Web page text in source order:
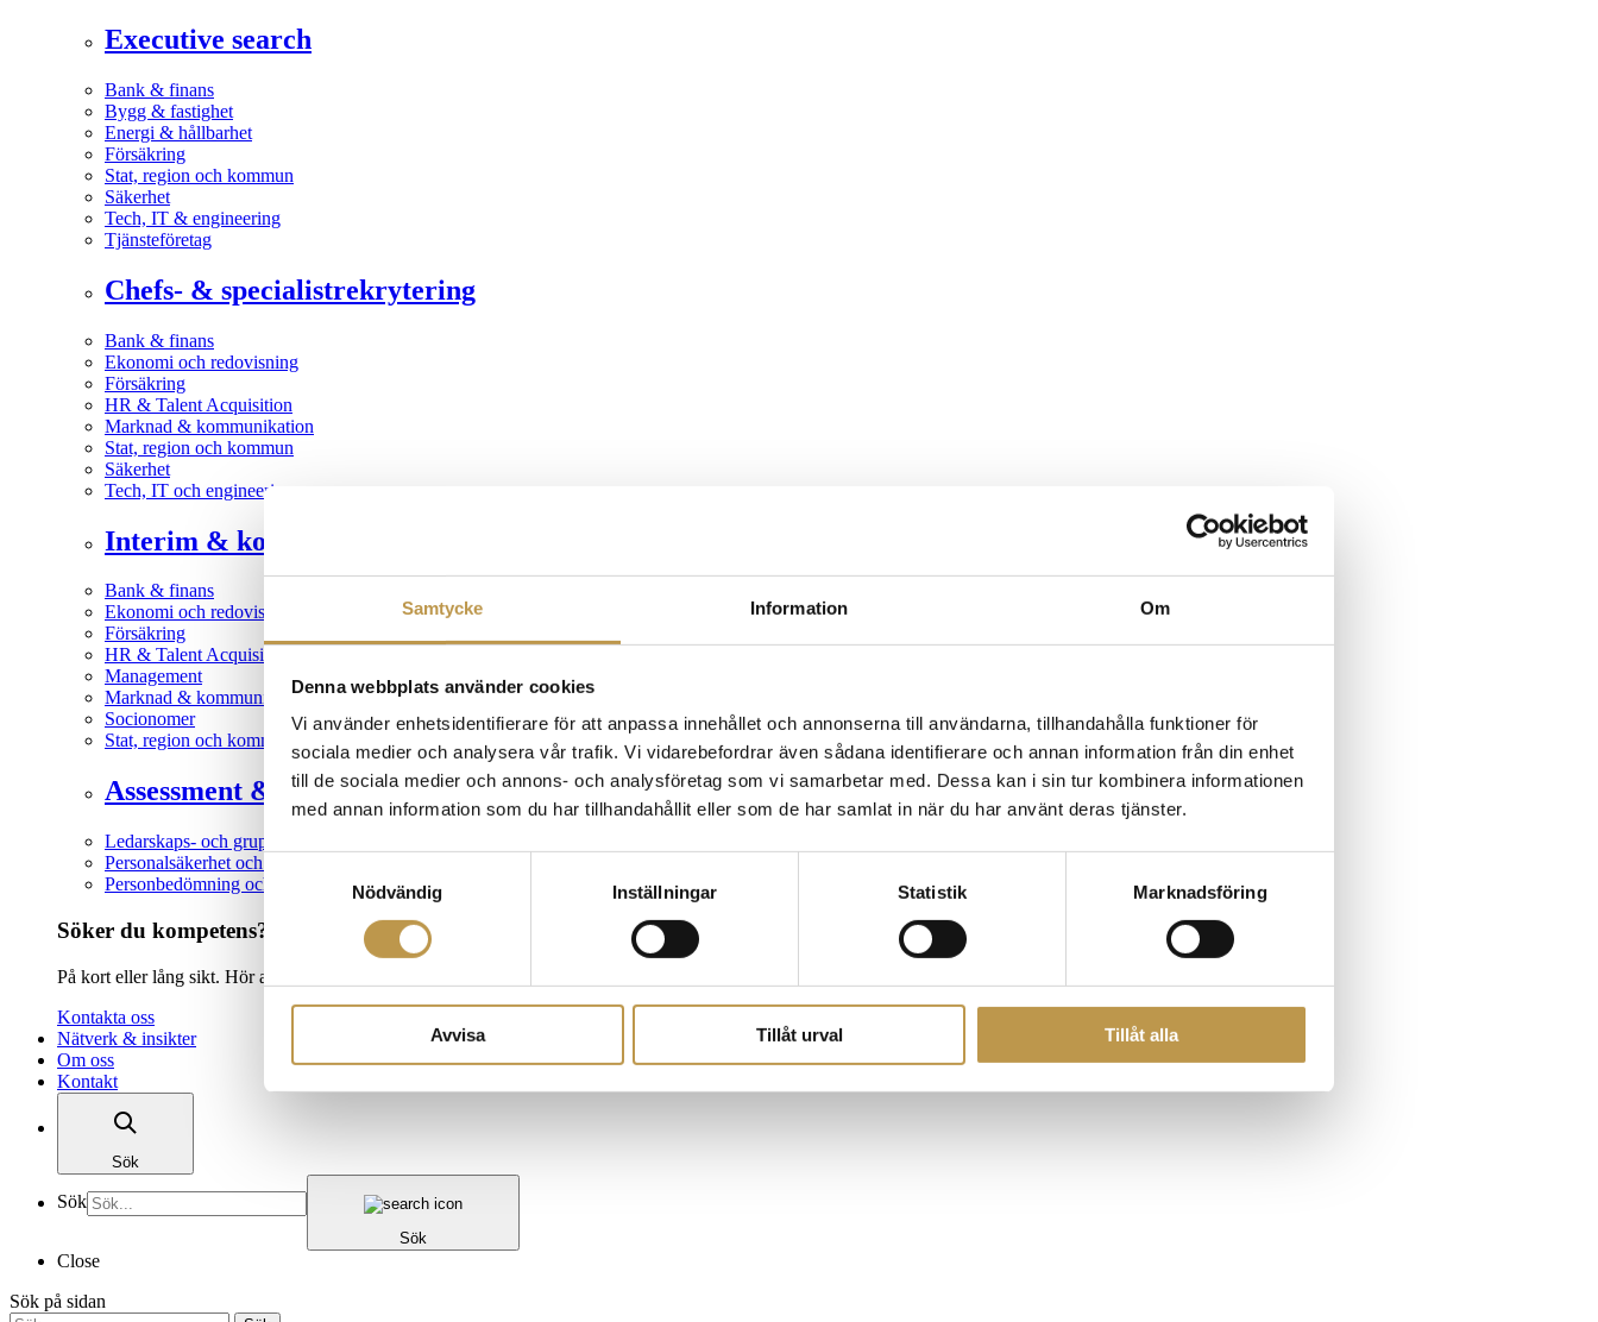
Samtycke Information Om
Denna webbplats använder cookies
Vi använder enhetsidentifierare för att anpassa innehållet och annonserna till användarna, tillhandahålla funktioner för
sociala medier och analysera vår trafik. Vi vidarebefordrar även sådana identifierare och annan information från din enhet
till de sociala medier och annons- och analysföretag som vi samarbetar med. Dessa kan i sin tur kombinera informationen
med annan information som du har tillhandahållit eller som de har samlat in när du har använt deras tjänster.
Nödvändig
Inställningar Statistik Marknadsföring
Avvisa Tillåt urval Tillåt alla
Executive search
Bank & finans
Bygg & fastighet
Energi & hållbarhet
Försäkring
Stat, region och kommun
Säkerhet
Tech, IT & engineering
Tjänsteföretag
Chefs- & specialistrekrytering
Bank & finans
Ekonomi och redovisning
Försäkring
HR & Talent Acquisition
Marknad & kommunikation
Stat, region och kommun
Säkerhet
Tech, IT och engineering
Interim & konsult
Bank & finans
Ekonomi och redovisning
Försäkring
HR & Talent Acquisition
Management
Marknad & kommunikation
Socionomer
Stat, region och kommun
Assessment & leadership services
Ledarskaps- och grupputveckling
Personalsäkerhet och riskbedömningar
Personbedömning och second opinion
Söker du kompetens?
På kort eller lång sikt. Hör av dig så hjälper vi dig.
Kontakta oss
Nätverk & insikter
Om oss
Kontakt
Sök
Sök
Sök
Close
Sök på sidan